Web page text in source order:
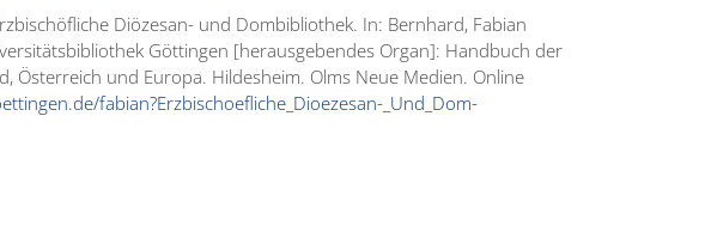
Diözesan- und Dombibliothek. In: Bernhard, Fabian
Göttingen [herausgebendes Organ]: Handbuch der
Österreich und Europa. Hildesheim. Olms Neue Medien. Online
fabian?Erzbischoefliche_Dioezesan-_Und_Dom-